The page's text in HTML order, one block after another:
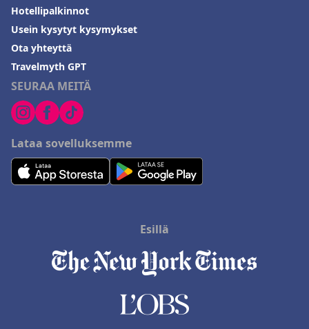
SEURAA MEITÄ
Lataa sovelluksemme
Hotellipalkinnot
Usein kysytyt kysymykset
Ota yhteyttä
Travelmyth GPT
Esillä